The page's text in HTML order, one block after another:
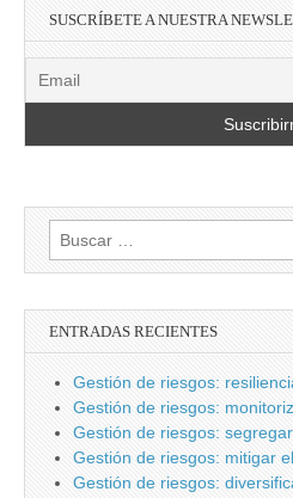
SUSCRÍBETE A NUESTRA
Buscar:
ENTRADAS RECIENTES
Gestión de riesgos:
Gestión de riesgos:
Gestión de riesgos:
Gestión de riesgos: mitigar
Gestión de riesgos: